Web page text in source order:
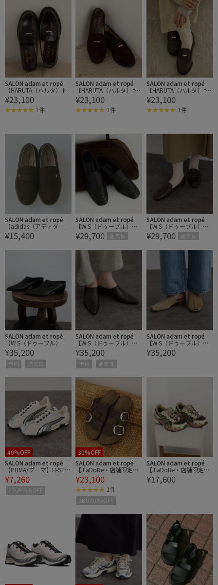
SALON adam et ropé
【HARUTA（ハルタ） for
SALON】別注チャームロ
ーファー
¥23,100
1件
SALON adam et ropé
【HARUTA（ハルタ） for
SALON】別注チャームロ
ーファー
¥23,100
1件
SALON adam et ropé
【HARUTA（ハルタ） for
SALON】別注チャームロ
ーファー
¥23,100
1件
SALON adam et ropé
【adidas（アディダ
ス）】ハンドボール スペ
ツィアル ローファー /H
ANDBALL SPEZIAL LOAFE
¥15,400
SALON adam et ropé
【W S（ドゥーブル）】
ソフトレザーローファー
¥29,700 通気性
SALON adam et ropé
【W S（ドゥーブル）】
ソフトレザーローファー
¥29,700 通気性
SALON adam et ropé
【W S（ドゥーブル）】
ミドルヒールレザーミュ
ール
¥35,200
予約 通気性
SALON adam et ropé
【W S（ドゥーブル）】
ミドルヒールレザーミュ
ール
¥35,200
予約 通気性
SALON adam et ropé
【W S（ドゥーブル）】
ヘアリーレザーフラット
ミュール
¥35,200
40%OFF
SALON adam et ropé
【PUMA/プーマ】H-STR
EET OG / Hストリート
¥7,260
2BUY10%OFF
30%OFF
SALON adam et ropé
【J'aDoRe・店舗限定】
【BIRKENSTOCK(ビルケ
ンシュトック)】Arizona
Big Buckle TEX Raffia
¥23,100
1件
2BUY10%OFF
SALON adam et ropé
【J'aDoRe・店舗限定】
【asics（アシックス）】
GEL-SONOMA TR62
¥17,600